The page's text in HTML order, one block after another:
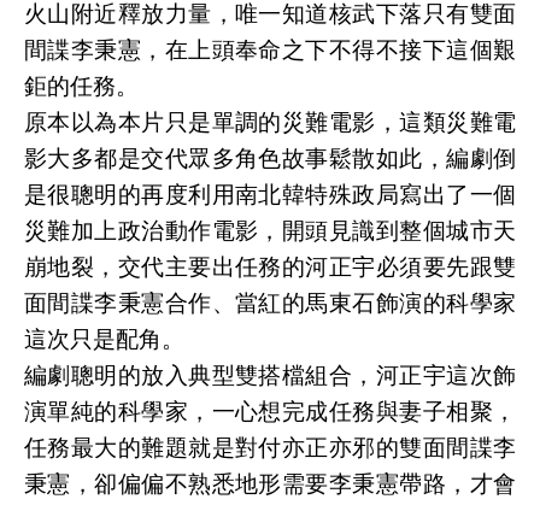
火山附近釋放力量，唯一知道核武下落只有雙面
間諜李秉憲，在上頭奉命之下不得不接下這個艱
鉅的任務。
原本以為本片只是單調的災難電影，這類災難電
影大多都是交代眾多角色故事鬆散如此，編劇倒
是很聰明的再度利用南北韓特殊政局寫出了一個
災難加上政治動作電影，開頭見識到整個城市天
崩地裂，交代主要出任務的河正宇必須要先跟雙
面間諜李秉憲合作、當紅的馬東石飾演的科學家
這次只是配角。
編劇聰明的放入典型雙搭檔組合，河正宇這次飾
演單純的科學家，一心想完成任務與妻子相聚，
任務最大的難題就是對付亦正亦邪的雙面間諜李
秉憲，卻偏偏不熟悉地形需要李秉憲帶路，才會